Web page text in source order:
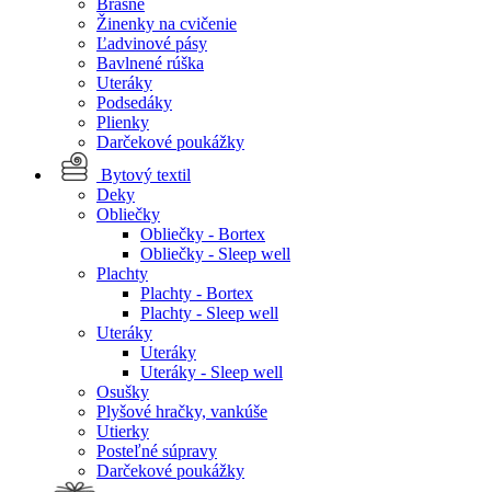
Brašne
Žinenky na cvičenie
Ľadvinové pásy
Bavlnené rúška
Uteráky
Podsedáky
Plienky
Darčekové poukážky
Bytový textil
Deky
Obliečky
Obliečky - Bortex
Obliečky - Sleep well
Plachty
Plachty - Bortex
Plachty - Sleep well
Uteráky
Uteráky
Uteráky - Sleep well
Osušky
Plyšové hračky, vankúše
Utierky
Posteľné súpravy
Darčekové poukážky